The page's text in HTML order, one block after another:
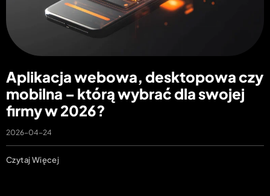
Aplikacja webowa, desktopowa czy
mobilna – którą wybrać dla swojej
firmy w 2026?
2026-04-24
Czytaj Więcej